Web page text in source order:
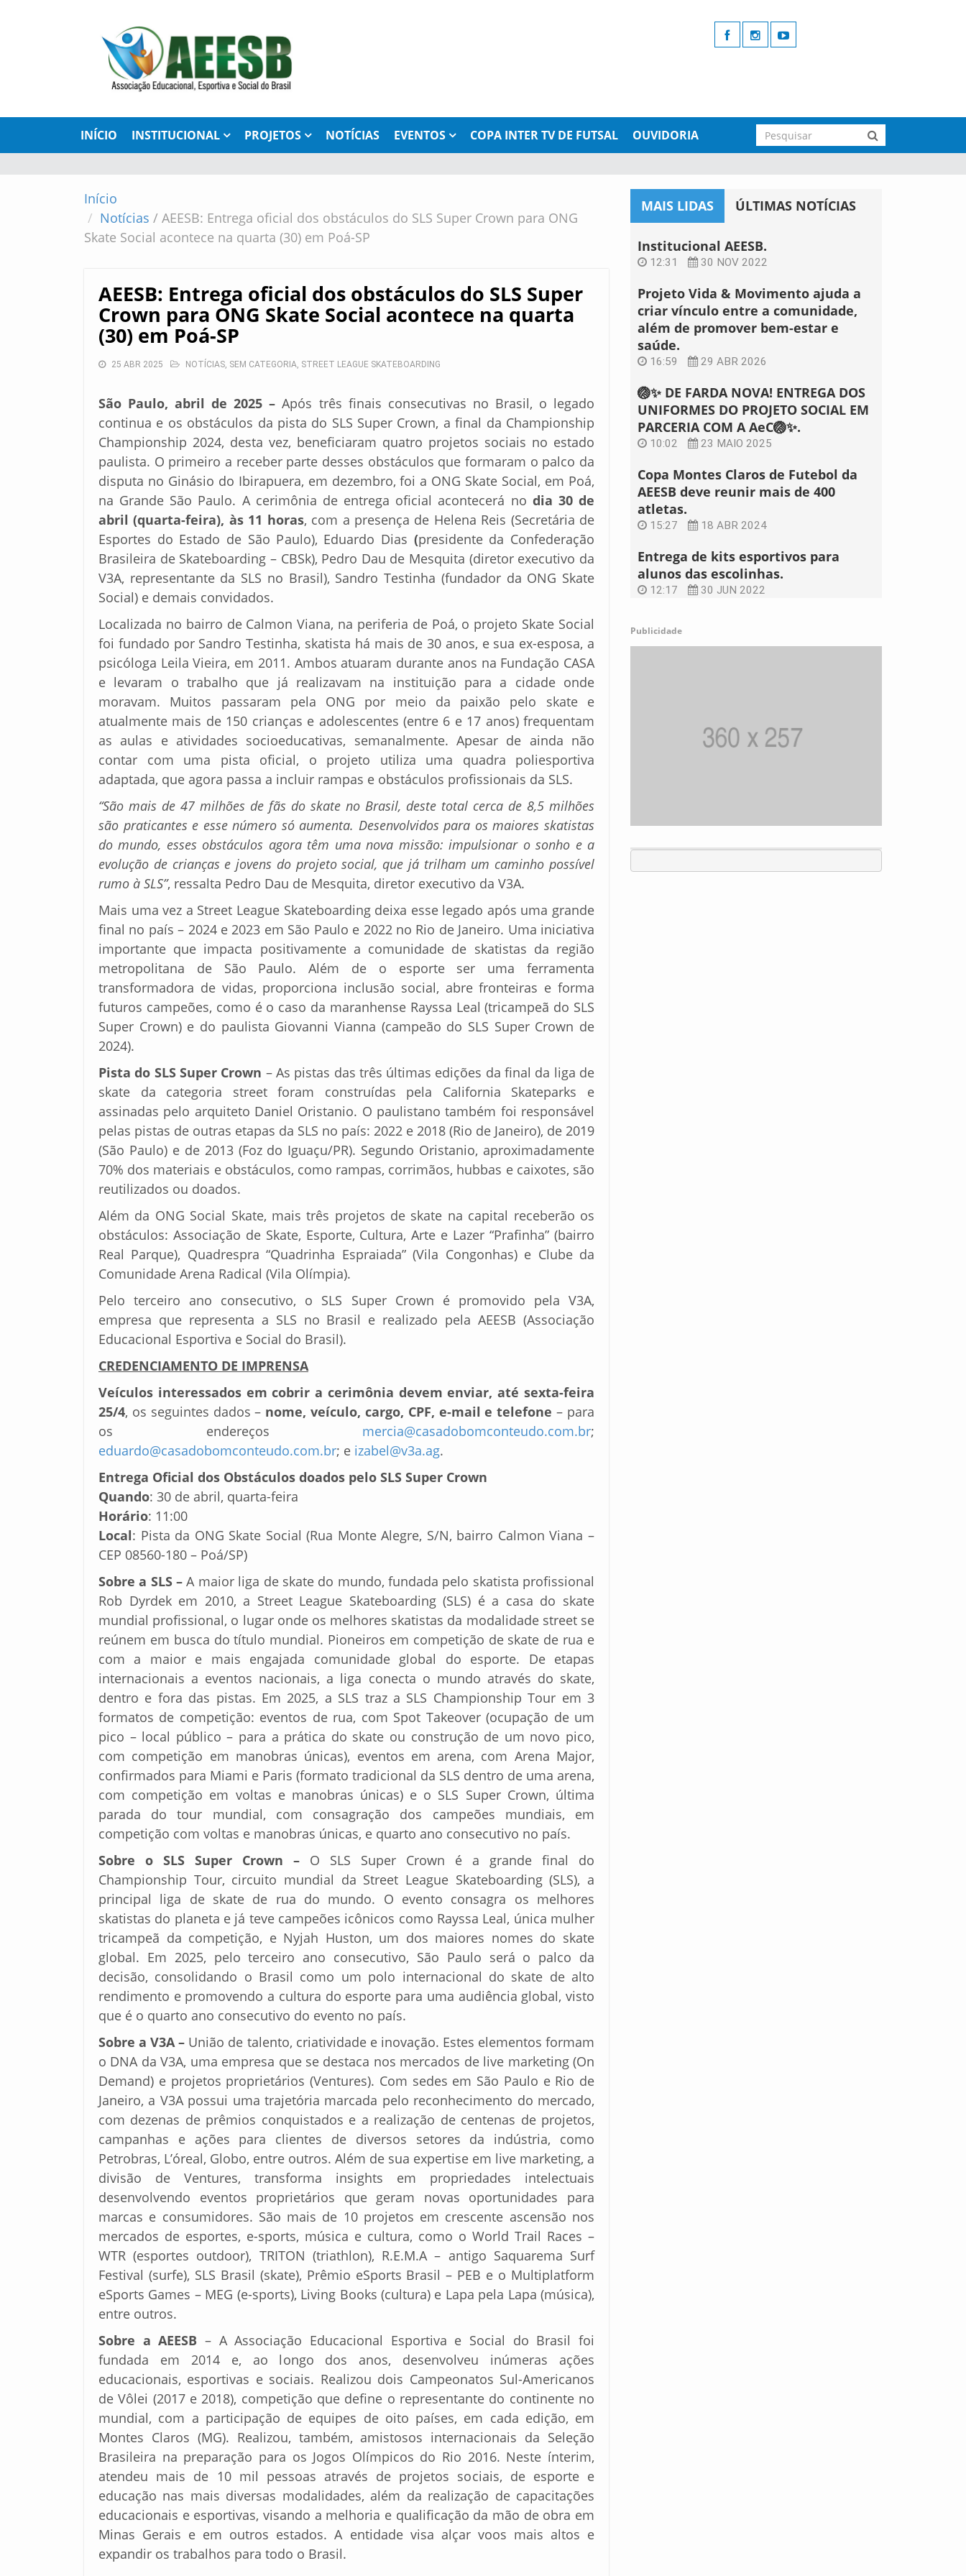
INÍCIO INSTITUCIONAL PROJETOS NOTÍCIAS EVENTOS COPA INTER TV DE FUTSAL OUVIDORIA
Início
Notícias / AEESB: Entrega oficial dos obstáculos do SLS Super Crown para ONG
Skate Social acontece na quarta (30) em Poá-SP
AEESB: Entrega oficial dos obstáculos do SLS Super
Crown para ONG Skate Social acontece na quarta
(30) em Poá-SP
25 ABR 2025 NOTÍCIAS, SEM CATEGORIA, STREET LEAGUE SKATEBOARDING
São Paulo, abril de 2025 –Após três finais consecutivas no Brasil, o legado
continua e os obstáculos da pista do SLS Super Crown, a final da Championship
Championship 2024, desta vez, beneficiaram quatro projetos sociais no estado
paulista. O primeiro a receber parte desses obstáculos que formaram o palco da
disputa no Ginásio do Ibirapuera, em dezembro, foi a ONG Skate Social, em Poá,
na Grande São Paulo. A cerimônia de entrega oficial acontecerá no dia 30 de
abril (quarta-feira), às 11 horas, com a presença de Helena Reis (Secretária de
Esportes do Estado de São Paulo), Eduardo Dias (presidente da Confederação
Brasileira de Skateboarding – CBSk), Pedro Dau de Mesquita (diretor executivo da
V3A, representante da SLS no Brasil), Sandro Testinha (fundador da ONG Skate
Social) e demais convidados.
Localizada no bairro de Calmon Viana, na periferia de Poá, o projeto Skate Social
foi fundado por Sandro Testinha, skatista há mais de 30 anos, e sua ex-esposa, a
psicóloga Leila Vieira, em 2011. Ambos atuaram durante anos na Fundação CASA
e levaram o trabalho que já realizavam na instituição para a cidade onde
moravam. Muitos passaram pela ONG por meio da paixão pelo skate e
atualmente mais de 150 crianças e adolescentes (entre 6 e 17 anos) frequentam
as aulas e atividades socioeducativas, semanalmente. Apesar de ainda não
contar com uma pista oficial, o projeto utiliza uma quadra poliesportiva
adaptada, que agora passa a incluir rampas e obstáculos profissionais da SLS.
“São mais de 47 milhões de fãs do skate no Brasil, deste total cerca de 8,5 milhões
são praticantes e esse número só aumenta. Desenvolvidos para os maiores skatistas
do mundo, esses obstáculos agora têm uma nova missão: impulsionar o sonho e a
evolução de crianças e jovens do projeto social, que já trilham um caminho possível
rumo à SLS”, ressalta Pedro Dau de Mesquita, diretor executivo da V3A.
Mais uma vez a Street League Skateboarding deixa esse legado após uma grande
final no país – 2024 e 2023 em São Paulo e 2022 no Rio de Janeiro. Uma iniciativa
importante que impacta positivamente a comunidade de skatistas da região
metropolitana de São Paulo. Além de o esporte ser uma ferramenta
transformadora de vidas, proporciona inclusão social, abre fronteiras e forma
futuros campeões, como é o caso da maranhense Rayssa Leal (tricampeã do SLS
Super Crown) e do paulista Giovanni Vianna (campeão do SLS Super Crown de
2024).
Pista do SLS Super Crown – As pistas das três últimas edições da final da liga de
skate da categoria street foram construídas pela California Skateparks e
assinadas pelo arquiteto Daniel Oristanio. O paulistano também foi responsável
pelas pistas de outras etapas da SLS no país: 2022 e 2018 (Rio de Janeiro), de 2019
(São Paulo) e de 2013 (Foz do Iguaçu/PR). Segundo Oristanio, aproximadamente
70% dos materiais e obstáculos, como rampas, corrimãos, hubbas e caixotes, são
reutilizados ou doados.
Além da ONG Social Skate, mais três projetos de skate na capital receberão os
obstáculos: Associação de Skate, Esporte, Cultura, Arte e Lazer “Prafinha” (bairro
Real Parque), Quadrespra “Quadrinha Espraiada” (Vila Congonhas) e Clube da
Comunidade Arena Radical (Vila Olímpia).
Pelo terceiro ano consecutivo, o SLS Super Crown é promovido pela V3A,
empresa que representa a SLS no Brasil e realizado pela AEESB (Associação
Educacional Esportiva e Social do Brasil).
CREDENCIAMENTO DE IMPRENSA
Veículos interessados em cobrir a cerimônia devem enviar, até sexta-feira
25/4, os seguintes dados – nome, veículo, cargo, CPF, e-mail e telefone– para
os endereços mercia@casadobomconteudo.com.br;
eduardo@casadobomconteudo.com.br; e izabel@v3a.ag.
Entrega Oficial dos Obstáculos doados pelo SLS Super Crown
Quando: 30 de abril, quarta-feira
Horário: 11:00
Local: Pista da ONG Skate Social (Rua Monte Alegre, S/N, bairro Calmon Viana –
CEP 08560-180 – Poá/SP)
Sobre a SLS –A maior liga de skate do mundo, fundada pelo skatista profissional
Rob Dyrdek em 2010, a Street League Skateboarding (SLS) é a casa do skate
mundial profissional, o lugar onde os melhores skatistas da modalidade street se
reúnem em busca do título mundial. Pioneiros em competição de skate de rua e
com a maior e mais engajada comunidade global do esporte. De etapas
internacionais a eventos nacionais, a liga conecta o mundo através do skate,
dentro e fora das pistas. Em 2025, a SLS traz a SLS Championship Tour em 3
formatos de competição: eventos de rua, com Spot Takeover (ocupação de um
pico – local público – para a prática do skate ou construção de um novo pico,
com competição em manobras únicas), eventos em arena, com Arena Major,
confirmados para Miami e Paris (formato tradicional da SLS dentro de uma arena,
com competição em voltas e manobras únicas) e o SLS Super Crown, última
parada do tour mundial, com consagração dos campeões mundiais, em
competição com voltas e manobras únicas, e quarto ano consecutivo no país.
Sobre o SLS Super Crown – O SLS Super Crown é a grande final do
Championship Tour, circuito mundial da Street League Skateboarding (SLS), a
principal liga de skate de rua do mundo. O evento consagra os melhores
skatistas do planeta e já teve campeões icônicos como Rayssa Leal, única mulher
tricampeã da competição, e Nyjah Huston, um dos maiores nomes do skate
global. Em 2025, pelo terceiro ano consecutivo, São Paulo será o palco da
decisão, consolidando o Brasil como um polo internacional do skate de alto
rendimento e promovendo a cultura do esporte para uma audiência global, visto
que é o quarto ano consecutivo do evento no país.
Sobre a V3A – União de talento, criatividade e inovação. Estes elementos formam
o DNA da V3A, uma empresa que se destaca nos mercados de live marketing (On
Demand) e projetos proprietários (Ventures). Com sedes em São Paulo e Rio de
Janeiro, a V3A possui uma trajetória marcada pelo reconhecimento do mercado,
com dezenas de prêmios conquistados e a realização de centenas de projetos,
campanhas e ações para clientes de diversos setores da indústria, como
Petrobras, L’óreal, Globo, entre outros. Além de sua expertise em live marketing, a
divisão de Ventures, transforma insights em propriedades intelectuais
desenvolvendo eventos proprietários que geram novas oportunidades para
marcas e consumidores. São mais de 10 projetos em crescente ascensão nos
mercados de esportes, e-sports, música e cultura, como o World Trail Races –
WTR (esportes outdoor), TRITON (triathlon), R.E.M.A – antigo Saquarema Surf
Festival (surfe), SLS Brasil (skate), Prêmio eSports Brasil – PEB e o Multiplatform
eSports Games – MEG (e-sports), Living Books (cultura) e Lapa pela Lapa (música),
entre outros.
Sobre a AEESB – A Associação Educacional Esportiva e Social do Brasil foi
fundada em 2014 e, ao longo dos anos, desenvolveu inúmeras ações
educacionais, esportivas e sociais. Realizou dois Campeonatos Sul-Americanos
de Vôlei (2017 e 2018), competição que define o representante do continente no
mundial, com a participação de equipes de oito países, em cada edição, em
Montes Claros (MG). Realizou, também, amistosos internacionais da Seleção
Brasileira na preparação para os Jogos Olímpicos do Rio 2016. Neste ínterim,
atendeu mais de 10 mil pessoas através de projetos sociais, de esporte e
educação nas mais diversas modalidades, além da realização de capacitações
educacionais e esportivas, visando a melhoria e qualificação da mão de obra em
Minas Gerais e em outros estados. A entidade visa alçar voos mais altos e
expandir os trabalhos para todo o Brasil.
MAIS LIDAS ÚLTIMAS NOTÍCIAS
Institucional AEESB.
12:31 30 NOV 2022
Projeto Vida & Movimento ajuda a
criar vínculo entre a comunidade,
além de promover bem-estar e
saúde.
16:59 29 ABR 2026
🏐✨ DE FARDA NOVA! ENTREGA DOS
UNIFORMES DO PROJETO SOCIAL EM
PARCERIA COM A AeC🏐✨.
10:02 23 MAIO 2025
Copa Montes Claros de Futebol da
AEESB deve reunir mais de 400
atletas.
15:27 18 ABR 2024
Entrega de kits esportivos para
alunos das escolinhas.
12:17 30 JUN 2022
Publicidade